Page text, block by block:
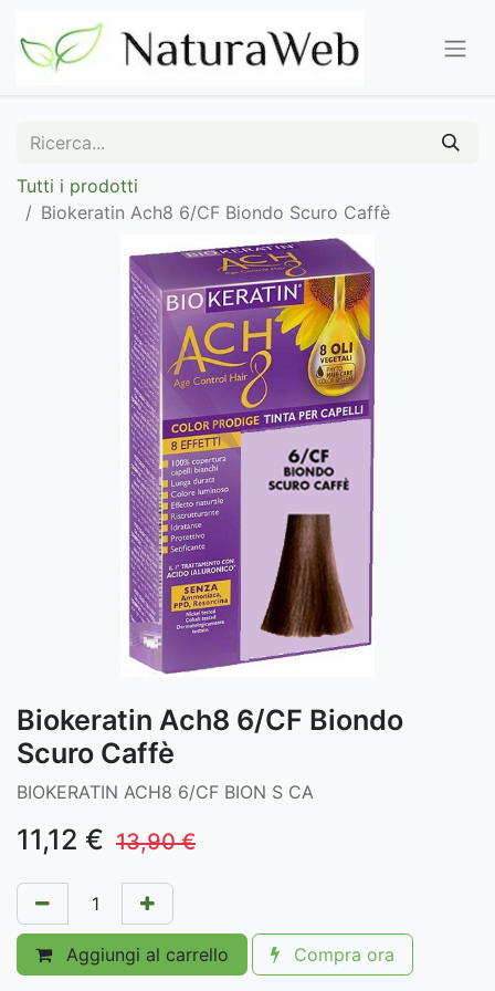
Tutti i prodotti
Biokeratin Ach8 6/CF Biondo Scuro Caffè
Biokeratin Ach8 6/CF Biondo
Scuro Caffè
BIOKERATIN ACH8 6/CF BION S CA
11,12 € 13,90€
Aggiungi al carrello Compra ora